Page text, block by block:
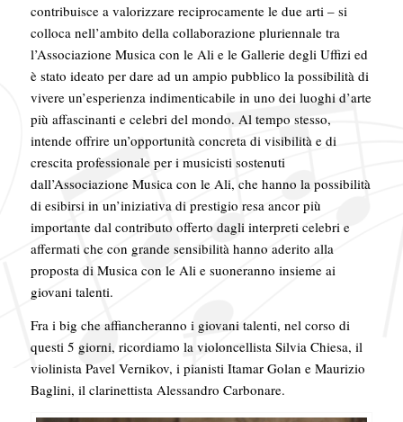
contribuisce a valorizzare reciprocamente le due arti – si
colloca nell’ambito della collaborazione pluriennale tra
l’Associazione Musica con le Ali e le Gallerie degli Uffizi ed
è stato ideato per dare ad un ampio pubblico la possibilità di
vivere un’esperienza indimenticabile in uno dei luoghi d’arte
più affascinanti e celebri del mondo. Al tempo stesso,
intende offrire un’opportunità concreta di visibilità e di
crescita professionale per i musicisti sostenuti
dall’Associazione Musica con le Ali, che hanno la possibilità
di esibirsi in un’iniziativa di prestigio resa ancor più
importante dal contributo offerto dagli interpreti celebri e
affermati che con grande sensibilità hanno aderito alla
proposta di Musica con le Ali e suoneranno insieme ai
giovani talenti.
Fra i big che affiancheranno i giovani talenti, nel corso di
questi 5 giorni, ricordiamo la violoncellista Silvia Chiesa, il
violinista Pavel Vernikov, i pianisti Itamar Golan e Maurizio
Baglini, il clarinettista Alessandro Carbonare.